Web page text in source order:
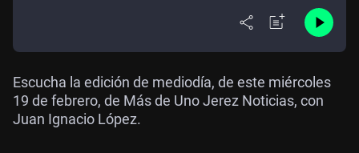
Escucha la edición de mediodía, de este miércoles
19 de febrero, de Más de Uno Jerez Noticias, con
Juan Ignacio López.